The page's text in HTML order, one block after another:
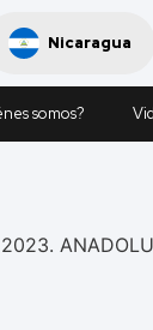
Nicaragua
somos?